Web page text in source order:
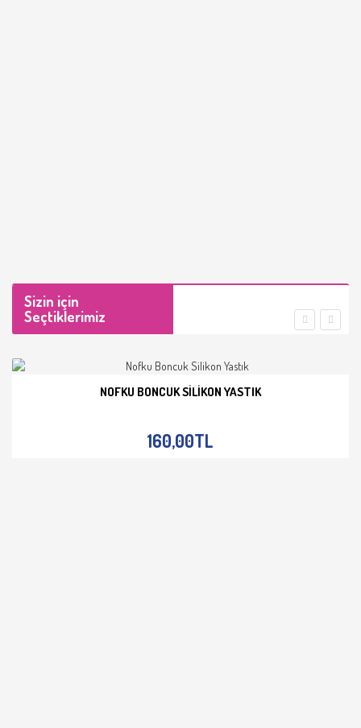
Sizin için
Seçtiklerimiz
NOFKU BONCUK SILIKON YASTIK
160,00TL